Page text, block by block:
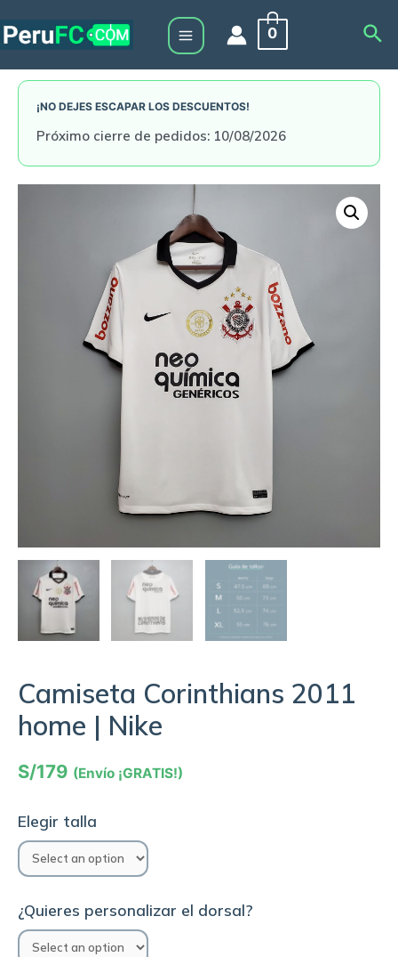
to
Main
Menu
0
¡NO DEJES ESCAPAR LOS DESCUENTOS!
Próximo cierre de pedidos: 10/08/2026
Camiseta Corinthians 2011
home | Nike
S/179 (Envío ¡GRATIS!)
Elegir talla
¿Quieres personalizar el dorsal?